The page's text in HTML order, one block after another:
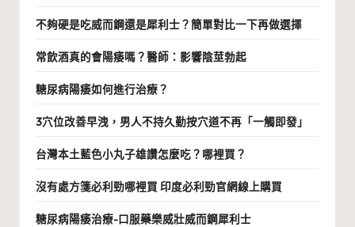
不夠硬是吃威而鋼還是犀利士？簡單對比一下再做選擇
常飲酒真的會陽痿嗎？醫師：影響陰莖勃起
糖尿病陽痿如何進行治療？
3穴位改善早洩，男人不持久勤按穴道不再「一觸即發」
台灣本土藍色小丸子雄讚怎麼吃？哪裡買？
沒有處方箋必利勁哪裡買 印度必利勁官網線上購買
糖尿病陽痿治療-口服藥樂威壯威而鋼犀利士